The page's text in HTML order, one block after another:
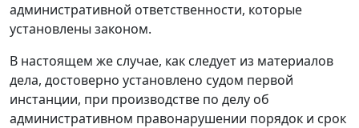
административной ответственности, которые
установлены законом.
В настоящем же случае, как следует из материалов
дела, достоверно установлено судом первой
инстанции, при производстве по делу об
административном правонарушении порядок и срок